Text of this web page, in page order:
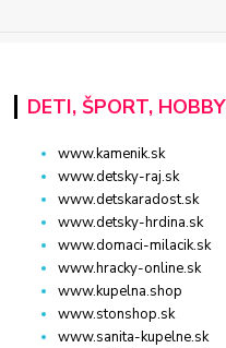
DETI, ŠPORT, HOBBY
www.kamenik.sk
www.detsky-raj.sk
www.detskaradost.sk
www.detsky-hrdina.sk
www.domaci-milacik.sk
www.hracky-online.sk
www.kupelna.shop
www.stonshop.sk
www.sanita-kupelne.sk